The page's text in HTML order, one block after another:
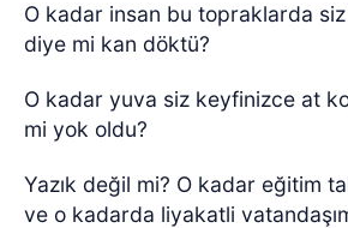
O kadar insan bu topraklarda siz
diye mi kan döktü?
O kadar yuva siz keyfinizce at
mi yok oldu?
Yazık değil mi? O kadar eğitim
ve o kadarda liyakatli